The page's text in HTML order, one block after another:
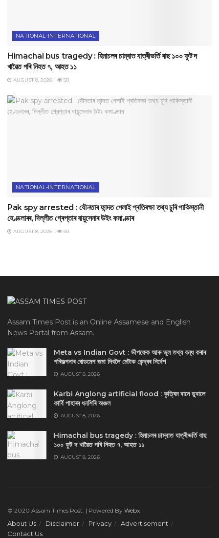
NATIONAL-INTERNATIONAL
Himachal bus tragedy : হিমাচলৰ চাম্বাত যাত্ৰীভৰ্তি বাছ ১০০ ফুট দ
খাৱৈত পৰি নিহত ৭, আহত ১১
AUGUST 8, 2026 50
NATIONAL-INTERNATIONAL
Pak spy arrested : যৌনতাৰ ফান্দত পেলাই প্ৰতিৰক্ষা তথ্য চুৰি পাকিস্তানী
হেণ্ডলাৰৰ, দিল্লীত গ্ৰেপ্তাৰ বায়ুসেনাৰ উইং কমাণ্ডাৰ
AUGUST 8, 2026 50
Assam Times Post is an Online Assamese and English
News Portal from Assam.
Meta vs Indian Govt : ডীপফেক আৰু ভুল তথ্য বন্ধ কৰাৰ
পৰিকল্পনাৰ ৰোডমেপ জমা দিবলৈ মেটাক কেন্দ্ৰৰ নিৰ্দেশ
AUGUST 8, 2026
Karbi Anglong artificial flood : কৃত্ৰিম বানে ডুবালে
কাৰ্বি পাহাৰৰ ধনশিৰি অঞ্চল
AUGUST 8, 2026
Himachal bus tragedy : হিমাচলৰ চাম্বাত যাত্ৰীভৰ্তি বাছ
১০০ ফুট দ খাৱৈত পৰি নিহত ৭, আহত ১১
AUGUST 8, 2026
© 2020 Assam Times Post. | Powered By Webx
About Us Disclaimer Privacy
Advertisement
Contact Us